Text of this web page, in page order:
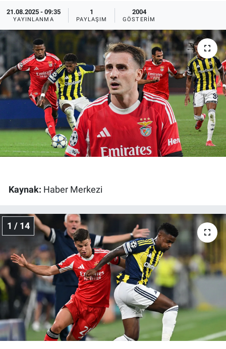
21.08.2025 - 09:35
YAYINLANMA
1
PAYLAŞIM
2004
GÖSTERIM
Kaynak: Haber Merkezi
1 / 14
Eğlence
Ekonomi
Forum
Gerçeğin İzinde
Gün Başlıyor
Gün Bitiyor
Günün görüntüsü
Haber
İlan
Kimdir
Koronavirüs